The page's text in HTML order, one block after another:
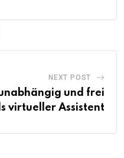
NEXT POST
und frei
virtueller Assistent